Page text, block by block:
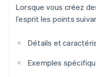
Lorsque vous créez
l’esprit les points
Détails et
Exemples